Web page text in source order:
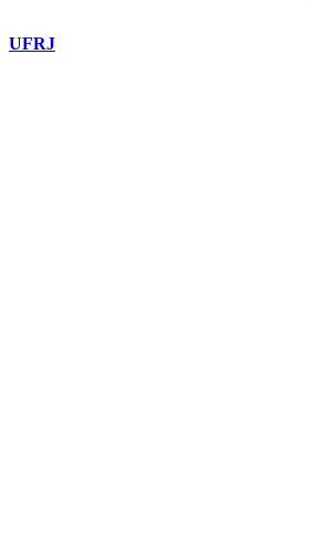
UFRJ